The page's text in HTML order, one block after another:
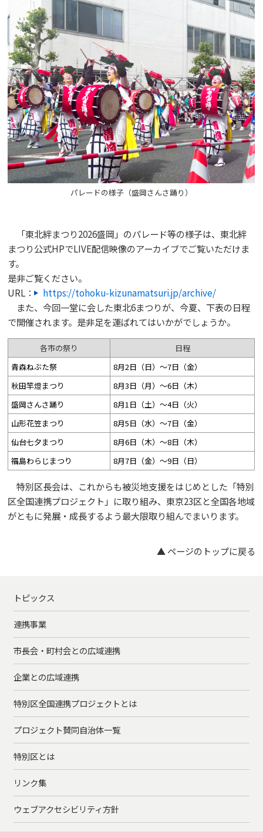
パレードの様子（盛岡さんさ踊り）
「東北絆まつり2026盛岡」のパレード等の様子は、東北絆
まつり公式HPでLIVE配信映像のアーカイブでご覧いただけま
す。
是非ご覧ください。
URL：
https://tohoku-kizunamatsuri.jp/archive/
また、今回一堂に会した東北6まつりが、今夏、下表の日程
で開催されます。是非足を運ばれてはいかがでしょうか。
各市の祭り
日程
青森ねぶた祭
8月2日（日）～7日（金）
秋田竿燈まつり
8月3日（月）～6日（木）
盛岡さんさ踊り
8月1日（土）～4日（火）
山形花笠まつり
8月5日（水）～7日（金）
仙台七夕まつり
8月6日（木）～8日（木）
福島わらじまつり
8月7日（金）～9日（日）
特別区長会は、これからも被災地支援をはじめとした「特別
区全国連携プロジェクト」に取り組み、東京23区と全国各地域
がともに発展・成長するよう最大限取り組んでまいります。
▲ ページのトップに戻る
トピックス
連携事業
市長会・町村会との広域連携
企業との広域連携
特別区全国連携プロジェクトとは
プロジェクト賛同自治体一覧
特別区とは
リンク集
ウェブアクセシビリティ方針